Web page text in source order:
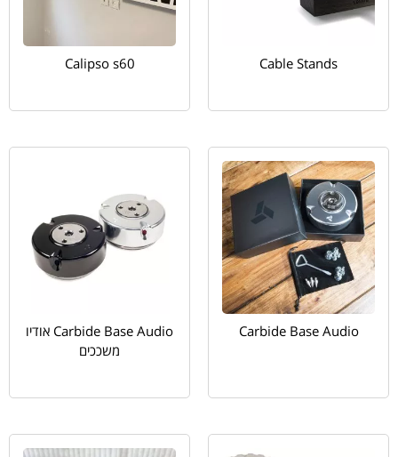
Cable Stands
Calipso s60
Carbide Base Audio
Carbide Base Audio אודיו
משככים